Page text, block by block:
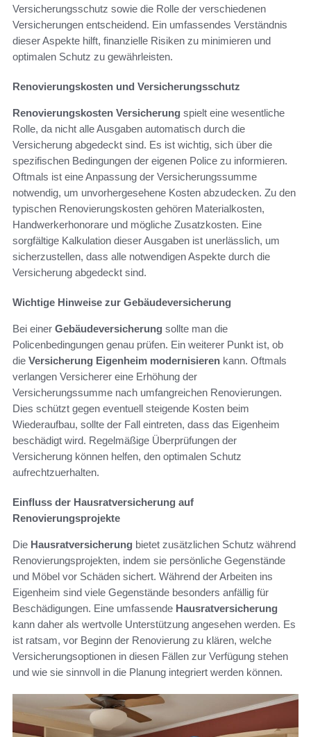
Versicherungsschutz sowie die Rolle der verschiedenen
Versicherungen entscheidend. Ein umfassendes Verständnis
dieser Aspekte hilft, finanzielle Risiken zu minimieren und
optimalen Schutz zu gewährleisten.
Renovierungskosten und Versicherungsschutz
Renovierungskosten Versicherung spielt eine wesentliche
Rolle, da nicht alle Ausgaben automatisch durch die
Versicherung abgedeckt sind. Es ist wichtig, sich über die
spezifischen Bedingungen der eigenen Police zu informieren.
Oftmals ist eine Anpassung der Versicherungssumme
notwendig, um unvorhergesehene Kosten abzudecken. Zu den
typischen Renovierungskosten gehören Materialkosten,
Handwerkerhonorare und mögliche Zusatzkosten. Eine
sorgfältige Kalkulation dieser Ausgaben ist unerlässlich, um
sicherzustellen, dass alle notwendigen Aspekte durch die
Versicherung abgedeckt sind.
Wichtige Hinweise zur Gebäudeversicherung
Bei einer Gebäudeversicherung sollte man die
Policenbedingungen genau prüfen. Ein weiterer Punkt ist, ob
die Versicherung Eigenheim modernisieren kann. Oftmals
verlangen Versicherer eine Erhöhung der
Versicherungssumme nach umfangreichen Renovierungen.
Dies schützt gegen eventuell steigende Kosten beim
Wiederaufbau, sollte der Fall eintreten, dass das Eigenheim
beschädigt wird. Regelmäßige Überprüfungen der
Versicherung können helfen, den optimalen Schutz
aufrechtzuerhalten.
Einfluss der Hausratversicherung auf
Renovierungsprojekte
Die Hausratversicherung bietet zusätzlichen Schutz während
Renovierungsprojekten, indem sie persönliche Gegenstände
und Möbel vor Schäden sichert. Während der Arbeiten ins
Eigenheim sind viele Gegenstände besonders anfällig für
Beschädigungen. Eine umfassende Hausratversicherung
kann daher als wertvolle Unterstützung angesehen werden. Es
ist ratsam, vor Beginn der Renovierung zu klären, welche
Versicherungsoptionen in diesen Fällen zur Verfügung stehen
und wie sie sinnvoll in die Planung integriert werden können.